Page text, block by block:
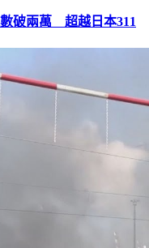
破兩萬 超越日本311